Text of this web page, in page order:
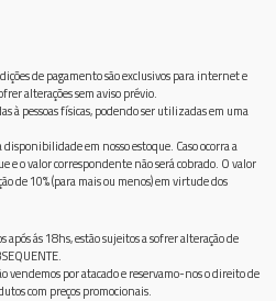
de pagamento são exclusivos para internet e
alterações sem aviso prévio.
à pessoas físicas, podendo ser utilizadas em uma
em nosso estoque. Caso ocorra a
e o valor correspondente não será cobrado. O valor
de 10% (para mais ou menos) em virtude dos
após ás 18hs, estão sujeitos a sofrer alteração de
vendemos por atacado e reservamo-nos o direito de
com preços promocionais.